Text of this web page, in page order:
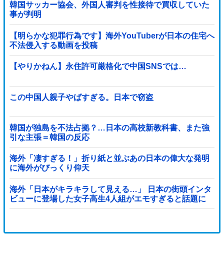
韓国サッカー協会、外国人審判を性接待で買収していた
事が判明
【明らかな犯罪行為です】海外YouTuberが日本の住宅へ
不法侵入する動画を投稿
【やりかねん】永住許可厳格化で中国SNSでは…
この中国人親子やばすぎる。日本で窃盗
韓国が独島を不法占拠？…日本の高校新教科書、また強
引な主張＝韓国の反応
海外「凄すぎる！」折り紙と並ぶあの日本の偉大な発明
に海外がびっくり仰天
海外「日本がキラキラして見える…」 日本の街頭インタ
ビューに登場した女子高生4人組がエモすぎると話題に